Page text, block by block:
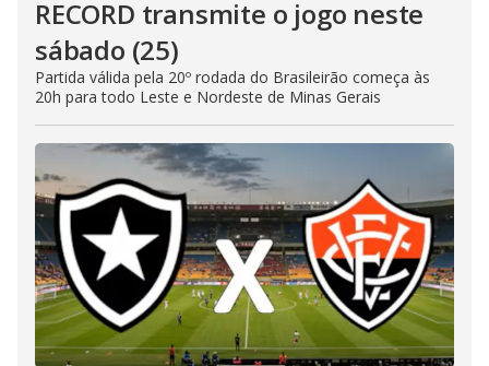
RECORD transmite o jogo neste
sábado (25)
Partida válida pela 20º rodada do Brasileirão começa às
20h para todo Leste e Nordeste de Minas Gerais